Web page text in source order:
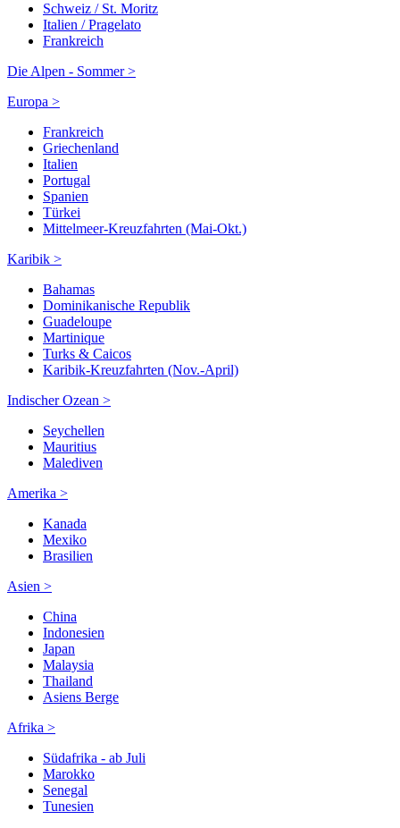
Schweiz / St. Moritz
Italien / Pragelato
Frankreich
Die Alpen - Sommer >
Europa >
Frankreich
Griechenland
Italien
Portugal
Spanien
Türkei
Mittelmeer-Kreuzfahrten (Mai-Okt.)
Karibik >
Bahamas
Dominikanische Republik
Guadeloupe
Martinique
Turks & Caicos
Karibik-Kreuzfahrten (Nov.-April)
Indischer Ozean >
Seychellen
Mauritius
Malediven
Amerika >
Kanada
Mexiko
Brasilien
Asien >
China
Indonesien
Japan
Malaysia
Thailand
Asiens Berge
Afrika >
Südafrika - ab Juli
Marokko
Senegal
Tunesien